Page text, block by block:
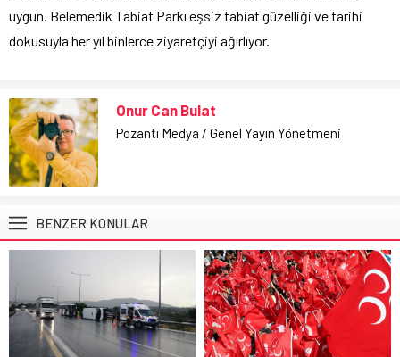
uygun. Belemedik Tabiat Parkı eşsiz tabiat güzelliği ve tarihi
dokusuyla her yıl binlerce ziyaretçiyi ağırlıyor.
Onur Can Bulat
Pozantı Medya / Genel Yayın Yönetmeni
BENZER KONULAR